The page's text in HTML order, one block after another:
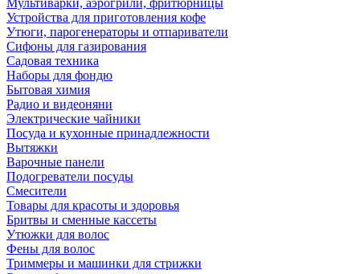
Мультиварки, аэрогрили, фритюрницы
Устройства для приготовления кофе
Утюги, парогенераторы и отпариватели
Сифоны для газирования
Садовая техника
Наборы для фондю
Бытовая химия
Радио и видеоняни
Электрические чайники
Посуда и кухонные принадлежности
Вытяжки
Варочные панели
Подогреватели посуды
Смесители
Товары для красоты и здоровья
Бритвы и сменные кассеты
Утюжки для волос
Фены для волос
Триммеры и машинки для стрижки